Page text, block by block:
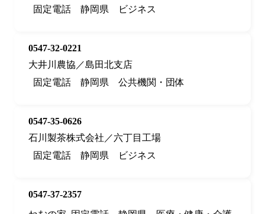
固定電話
静岡県 ビジネス
0547-32-0221
大井川農協／島田北支店
固定電話
静岡県 公共機関・団体
0547-35-0626
石川製茶株式会社／六丁目工場
固定電話
静岡県 ビジネス
0547-37-2357